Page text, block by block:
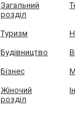
Загальний
розділ
Туризм
Будівництво
Бізнес
Жіночий
розділ